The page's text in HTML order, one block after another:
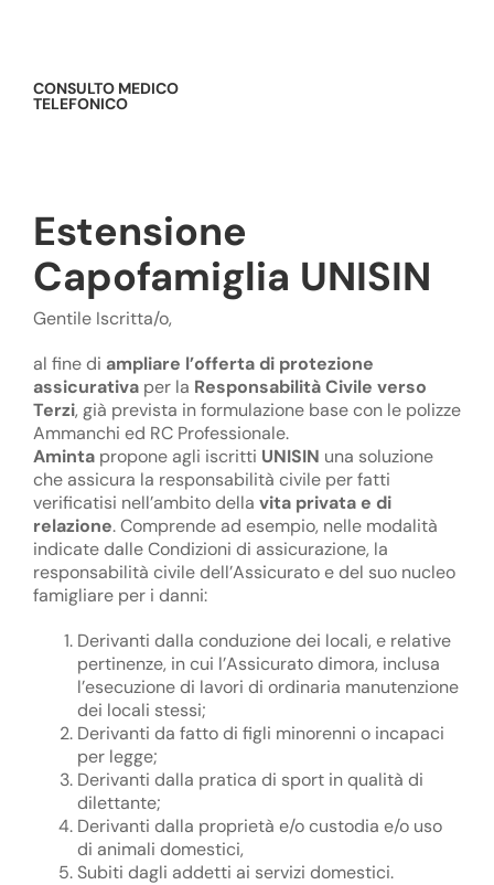
CONSULTO MEDICO
TELEFONICO
Estensione
Capofamiglia UNISIN
Gentile Iscritta/o,
al fine di ampliare l’offerta di protezione
assicurativaper la Responsabilità Civile verso
Terzi, già prevista in formulazione base con le polizze
Ammanchi ed RC Professionale.
Amintapropone agli iscritti UNISIN una soluzione
che assicura la responsabilità civile per fatti
verificatisi nell’ambito della vita privata e di
relazione. Comprende ad esempio, nelle modalità
indicate dalle Condizioni di assicurazione, la
responsabilità civile dell’Assicurato e del suo nucleo
famigliare per i danni:
Derivanti dalla conduzione dei locali, e relative
pertinenze, in cui l’Assicurato dimora, inclusa
l’esecuzione di lavori di ordinaria manutenzione
dei locali stessi;
Derivanti da fatto di figli minorenni o incapaci
per legge;
Derivanti dalla pratica di sport in qualità di
dilettante;
Derivanti dalla proprietà e/o custodia e/o uso
di animali domestici,
Subiti dagli addetti ai servizi domestici.